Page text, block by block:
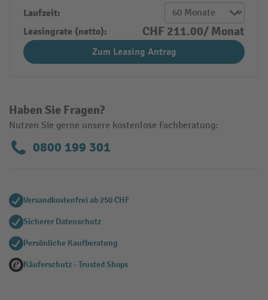
Haben Sie Fragen?
Nutzen Sie gerne unsere kostenlose Fachberatung:
0800 199 301
Laufzeit:
Leasingrate (netto):
CHF 211.00/ Monat
Zum Leasing Antrag
Versandkostenfrei ab 250 CHF
Sicherer Datenschutz
Persönliche Kaufberatung
Käuferschutz - Trusted Shops